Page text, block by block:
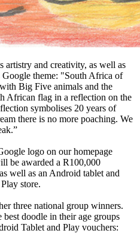
artistry and creativity, as well as
theme: "South Africa of
Big Five animals and the
African flag in a reflection on the
symbolises 20 years of
there is no more poaching. We
logo on our homepage
be awarded a R100,000
well as an Android tablet and
store.
three national group winners.
doodle in their age groups
Tablet and Play vouchers: